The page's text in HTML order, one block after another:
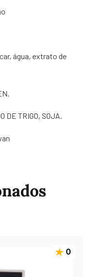
água, extrato de
DE TRIGO, SOJA.
0